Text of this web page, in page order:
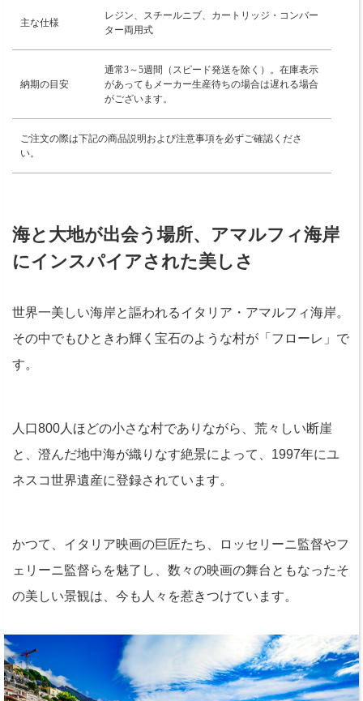
主な仕様
レジン、スチールニブ、カートリッジ・コンバー
ター両用式
納期の目安
通常3～5週間（スピード発送を除く）。在庫表示
があってもメーカー生産待ちの場合は遅れる場合
がございます。
ご注文の際は下記の商品説明および注意事項を必ずご確認くださ
い。
海と大地が出会う場所、アマルフィ海岸
にインスパイアされた美しさ
世界一美しい海岸と謳われるイタリア・アマルフィ海岸。
その中でもひときわ輝く宝石のような村が「フローレ」で
す。
人口800人ほどの小さな村でありながら、荒々しい断崖
と、澄んだ地中海が織りなす絶景によって、1997年にユ
ネスコ世界遺産に登録されています。
かつて、イタリア映画の巨匠たち、ロッセリーニ監督やフ
ェリーニ監督らを魅了し、数々の映画の舞台ともなったそ
の美しい景観は、今も人々を惹きつけています。